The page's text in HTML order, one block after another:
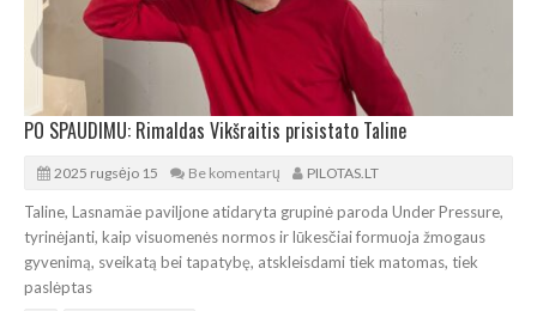
PO SPAUDIMU: Rimaldas Vikšraitis prisistato Taline
2025 rugsėjo 15 Be komentarų PILOTAS.LT
Taline, Lasnamäe paviljone atidaryta grupinė paroda Under Pressure,
tyrinėjanti, kaip visuomenės normos ir lūkesčiai formuoja žmogaus
gyvenimą, sveikatą bei tapatybę, atskleisdami tiek matomas, tiek
paslėptas